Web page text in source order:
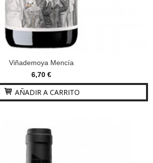
Viñademoya Mencía
6,70 €
AÑADIR A CARRITO